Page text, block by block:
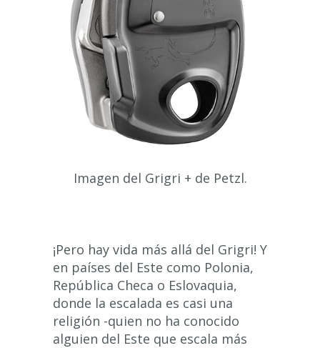
Imagen del Grigri + de Petzl.
¡Pero hay vida más allá del Grigri! Y
en países del Este como Polonia,
República Checa o Eslovaquia,
donde la escalada es casi una
religión -quien no ha conocido
alguien del Este que escala más